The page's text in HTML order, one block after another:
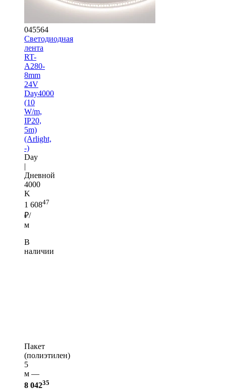
045564
Светодиодная
лента
RT-
A280-
8mm
24V
Day4000
(10
W/m,
IP20,
5m)
(Arlight,
-)
Day
|
Дневной
4000
K
1 60847
₽/
м
В
наличии
Пакет
(полиэтилен)
5
м —
8 04235